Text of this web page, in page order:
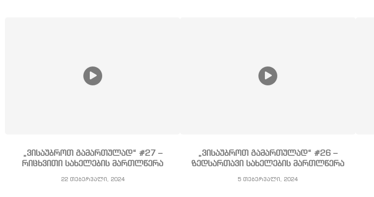
„ვისაუბროთ გამართულად“ #27 –
რიცხვითი სახელების მართლწერა
22 თებერვალი, 2024
„ვისაუბროთ გამართულად“ #26 –
ზედსართავი სახელების მართლწერა
5 თებერვალი, 2024